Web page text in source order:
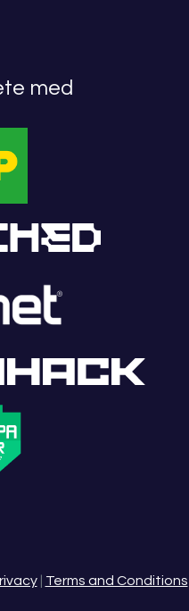
med
| Terms and Conditions